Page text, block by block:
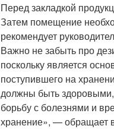
Перед закладкой
Затем помещение
рекомендует
Важно не забыть про
поскольку является
поступившего на
должны быть
борьбу с болезнями и
хранение», — обращает